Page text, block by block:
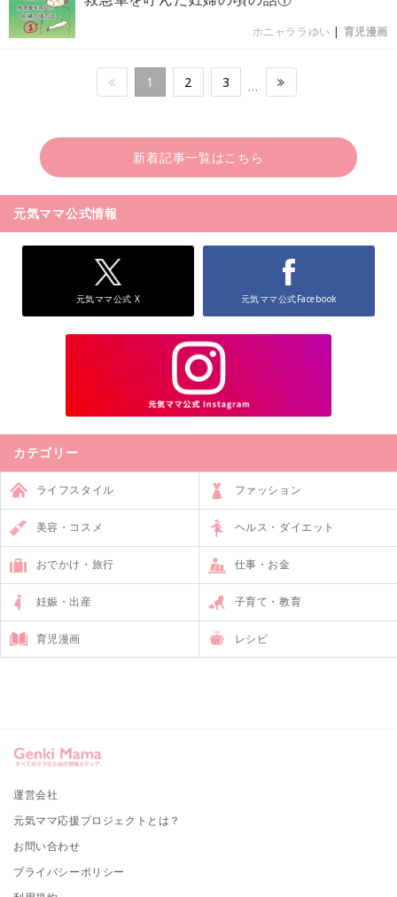
ホニャララゆい | 育児漫画
1 2 3 …
新着記事一覧はこちら
元気ママ公式情報
元気ママ公式 X 元気ママ公式Facebook
カテゴリー
ライフスタイル ファッション
美容・コスメ ヘルス・ダイエット
おでかけ・旅行 仕事・お金
妊娠・出産 子育て・教育
育児漫画 レシピ
運営会社
元気ママ応援プロジェクトとは？
お問い合わせ
プライバシーポリシー